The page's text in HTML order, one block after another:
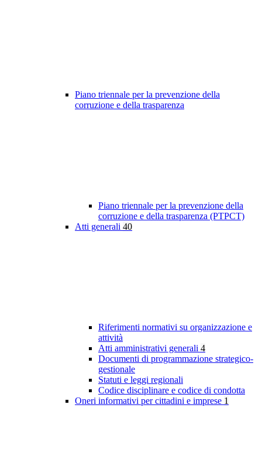
Piano triennale per la prevenzione della
corruzione e della trasparenza
Piano triennale per la prevenzione della
corruzione e della trasparenza (PTPCT)
Atti generali 40
Riferimenti normativi su organizzazione e
attività
Atti amministrativi generali 4
Documenti di programmazione strategico-
gestionale
Statuti e leggi regionali
Codice disciplinare e codice di condotta
Oneri informativi per cittadini e imprese 1